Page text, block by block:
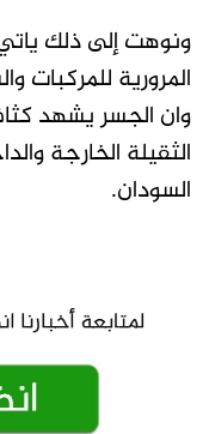
ونوهت إلى ذلك
المرورية للمركبات
وان الجسر يشهد
الثقيلة الخارجة
السودان.